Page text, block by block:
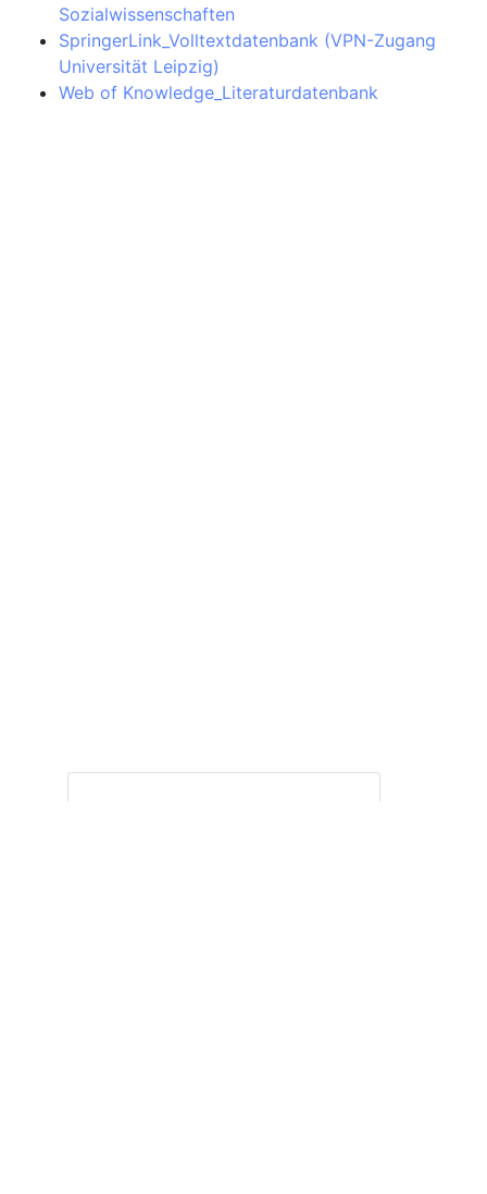
Sozialwissenschaften
SpringerLink_Volltextdatenbank (VPN-Zugang
Universität Leipzig)
Web of Knowledge_Literaturdatenbank